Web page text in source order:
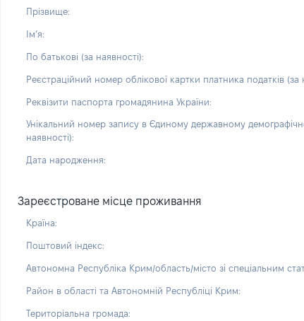
Прізвище:
Імʼя:
По батькові (за наявності):
Реєстраційний номер облікової картки платника податків (за
Реквізити паспорта громадянина України:
Унікальний номер запису в Єдиному державному
наявності):
Дата народження:
Зареєстроване місце проживання
Країна:
Поштовий індекс:
Автономна Республіка Крим/область/місто зі спеціальним
Район в області та Автономній Республіці Крим:
Територіальна громада: